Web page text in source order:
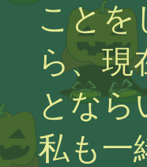
ことを
ら、
とな
私も一